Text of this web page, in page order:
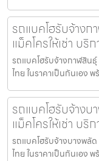
รถแบคโฮรับจ้างก
แม็คโครให้เช่า บ
รถแบคโฮรับจ้างกาฬสินธุ์
ไทย ในราคาเป็นกันเอง
รถแบคโฮรับจ้างบ
แม็คโครให้เช่า บ
รถแบคโฮรับจ้างบางพลัด
ไทย ในราคาเป็นกันเอง